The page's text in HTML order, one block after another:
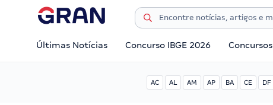
Últimas Notícias Concurso IBGE 2026 Concursos
AC AL AM AP BA CE DF